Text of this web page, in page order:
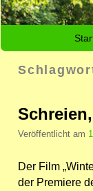
Veröffentlicht am
Der Film
der Premiere